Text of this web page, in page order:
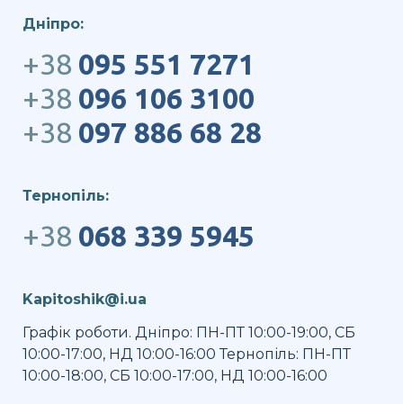
Дніпро:
+38 095 551 7271
+38 096 106 3100
+38 097 886 68 28
Тернопіль:
+38 068 339 5945
Kapitoshik@i.ua
Графік роботи. Дніпро: ПН-ПТ 10:00-19:00, СБ
10:00-17:00, НД 10:00-16:00 Тернопіль: ПН-ПТ
10:00-18:00, СБ 10:00-17:00, НД 10:00-16:00